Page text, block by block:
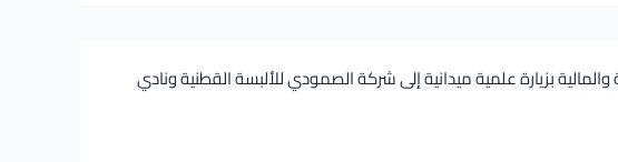
بزيارة علمية ميدانية إلى شركة الصمودي للألبسة القطنية ونادي